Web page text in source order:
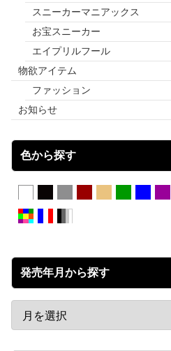
スニーカーマニアックス
お宝スニーカー
エイプリルフール
物欲アイテム
ファッション
お知らせ
色から探す
発売年月から探す